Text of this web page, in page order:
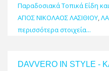
Παραδοσιακά Τοπικά Είδη
ΑΓΙΟΣ ΝΙΚΟΛΑΟΣ ΛΑΣΙΘΙΟΥ,
περισσότερα στοιχεία...
DAVVERO IN STYLE -